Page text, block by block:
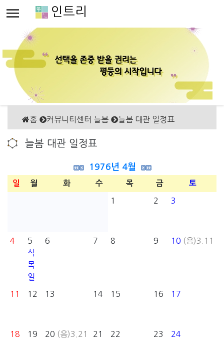
인트리
홈 커뮤니티센터 늘봄 늘봄 대관 일정표
늘봄 대관 일정표
1976년 4월
일 월 화 수 목 금 토
1 2 3
4
5
식
목
일
6 7 8 9 10 (음)3.11
11 12 13 14 15 16 17
18 19 20 (음)3.21 21 22 23 24